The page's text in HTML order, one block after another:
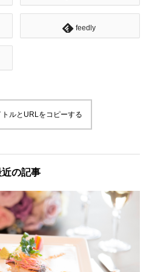
feedly
トルとURLをコピーする
近の記事